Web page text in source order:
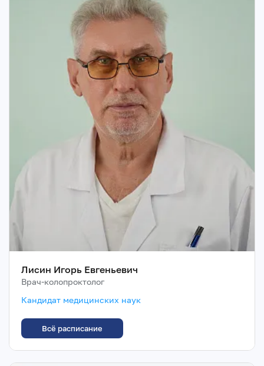
Лисин Игорь Евгеньевич
Врач-колопроктолог
Кандидат медицинских наук
Всё расписание